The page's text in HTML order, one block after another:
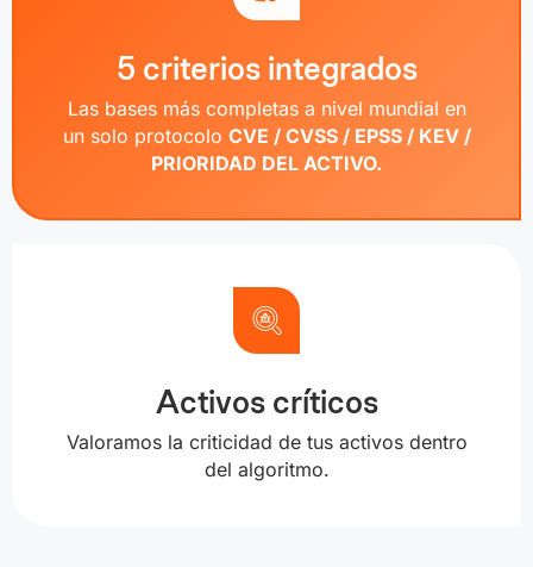
5 criterios integrados
Las bases más completas a nivel mundial en
un solo protocolo CVE / CVSS / EPSS / KEV /
PRIORIDAD DEL ACTIVO.
Activos críticos
Valoramos la criticidad de tus activos dentro
del algoritmo.